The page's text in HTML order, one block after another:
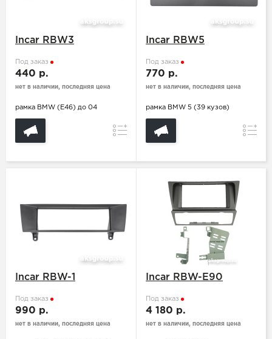
Incar RBW3
Под заказ
440 р.
нет в наличии, последняя цена
рамка BMW (E46) до 04
Сравнение
Incar RBW5
Под заказ
770 р.
нет в наличии, последняя цена
рамка BMW 5 (39 кузов)
Incar RBW-1
Под заказ
990 р.
нет в наличии, последняя цена
Incar RBW-E90
Под заказ
4 180 р.
нет в наличии, последняя цена